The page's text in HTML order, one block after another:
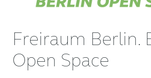
Freiraum Berlin.
Open Space